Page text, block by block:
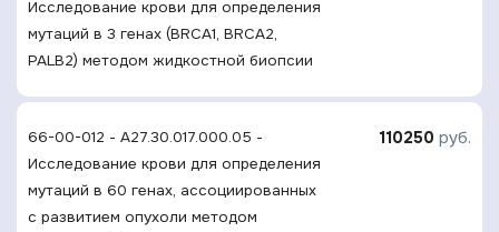
Исследование крови для определения
мутаций в 3 генах (BRCA1, BRCA2,
PALB2) методом жидкостной биопсии
66-00-012 - A27.30.017.000.05 -
Исследование крови для определения
мутаций в 60 генах, ассоциированных
с развитием опухоли методом
110250 руб.